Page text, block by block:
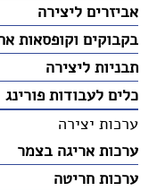
אביזרים ליצירה
בקבוקים וקופסאות
תבניות ליצירה
כלים לעבודות פורינג
ערכות יצירה
ערכות אריגה בצמר
ערכות חריטה